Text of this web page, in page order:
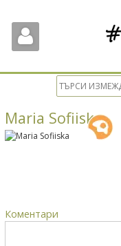
Maria Sofiiska
Коментари